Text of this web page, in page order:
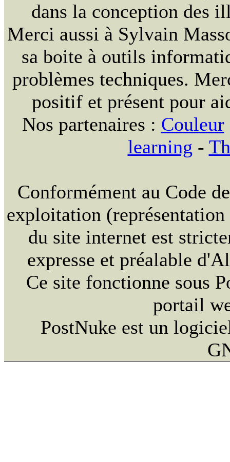
dans la conception des
Merci aussi à Sylvain
sa boite à outils
problèmes techniques.
positif et présent pour
Nos partenaires : Couleur
learning -
Conformément au Code
exploitation
du site internet est
expresse et préalable
Ce site fonctionne sous
portail
PostNuke est un